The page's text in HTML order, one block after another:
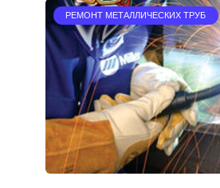
РЕМОНТ МЕТАЛЛИЧЕСКИХ ТРУБ